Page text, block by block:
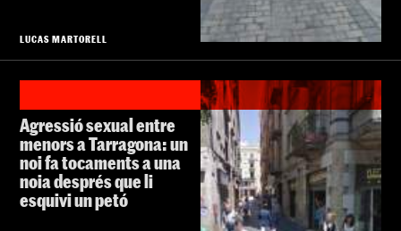
LUCAS MARTORELL
Agressió sexual entre
menors a Tarragona: un
noi fa tocaments a una
noia després que li
esquivi un petó